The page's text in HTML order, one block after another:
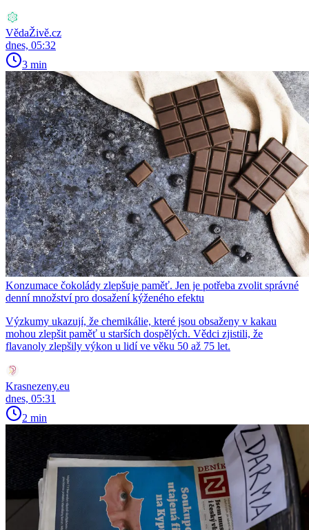
VědaŽivě.cz
dnes, 05:32
3 min
Konzumace čokolády zlepšuje paměť. Jen je potřeba zvolit správné
denní množství pro dosažení kýženého efektu
Výzkumy ukazují, že chemikálie, které jsou obsaženy v kakau
mohou zlepšit paměť u starších dospělých. Vědci zjistili, že
flavanoly zlepšily výkon u lidí ve věku 50 až 75 let.
Krasnezeny.eu
dnes, 05:31
2 min